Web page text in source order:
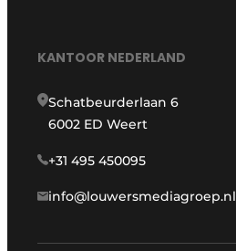
KANTOOR NEDERLAND
Schatbeurderlaan 6
6002 ED Weert
+31 495 450095
info@louwersmediagroep.nl